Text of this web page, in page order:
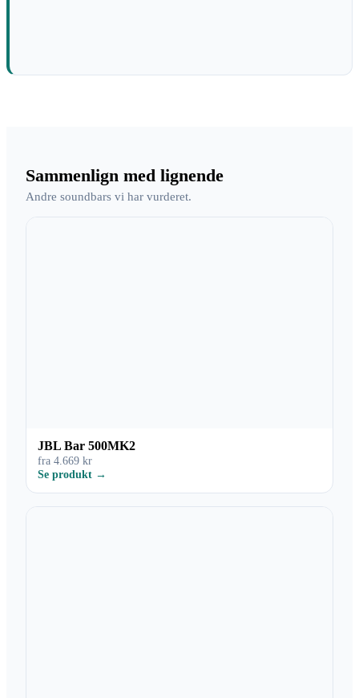
Sammenlign med lignende
Andre soundbars vi har vurderet.
JBL Bar 500MK2
fra 4.669 kr
Se produkt →